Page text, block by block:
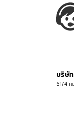
บริษั
61/4